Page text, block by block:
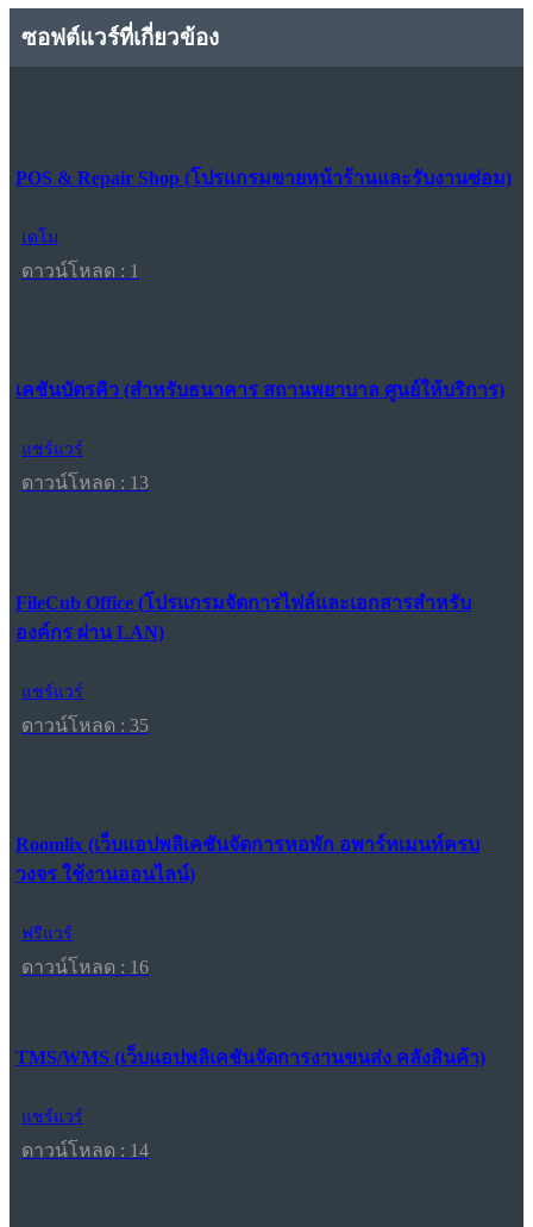
ซอฟต์แวร์ที่เกี่ยวข้อง
POS & Repair Shop (โปรแกรมขายหน้าร้านและรับงานซ่อม)
เดโม
ดาวน์โหลด : 1
เคชันบัตรคิว (สำหรับธนาคาร สถานพยาบาล ศูนย์ให้บริการ)
แชร์แวร์
ดาวน์โหลด : 13
FileCub Office (โปรแกรมจัดการไฟล์และเอกสารสำหรับ
องค์กร ผ่าน LAN)
แชร์แวร์
ดาวน์โหลด : 35
Roomlix (เว็บแอปพลิเคชันจัดการหอพัก อพาร์ทเมนท์ครบ
วงจร ใช้งานออนไลน์)
ฟรีแวร์
ดาวน์โหลด : 16
TMS/WMS (เว็บแอปพลิเคชันจัดการงานขนส่ง คลังสินค้า)
แชร์แวร์
ดาวน์โหลด : 14